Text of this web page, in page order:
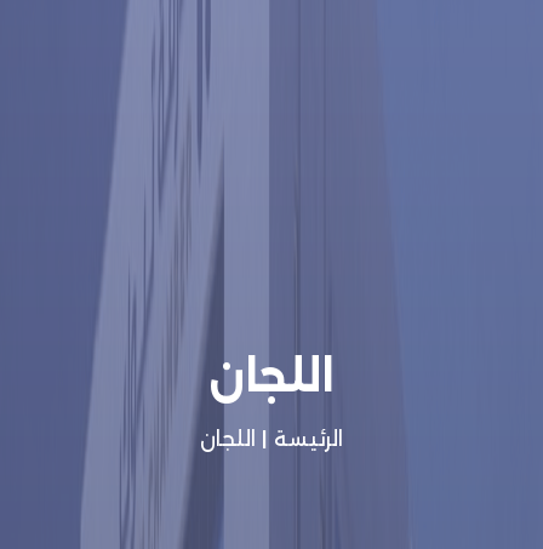
اللجان
الرئيسة | اللجان